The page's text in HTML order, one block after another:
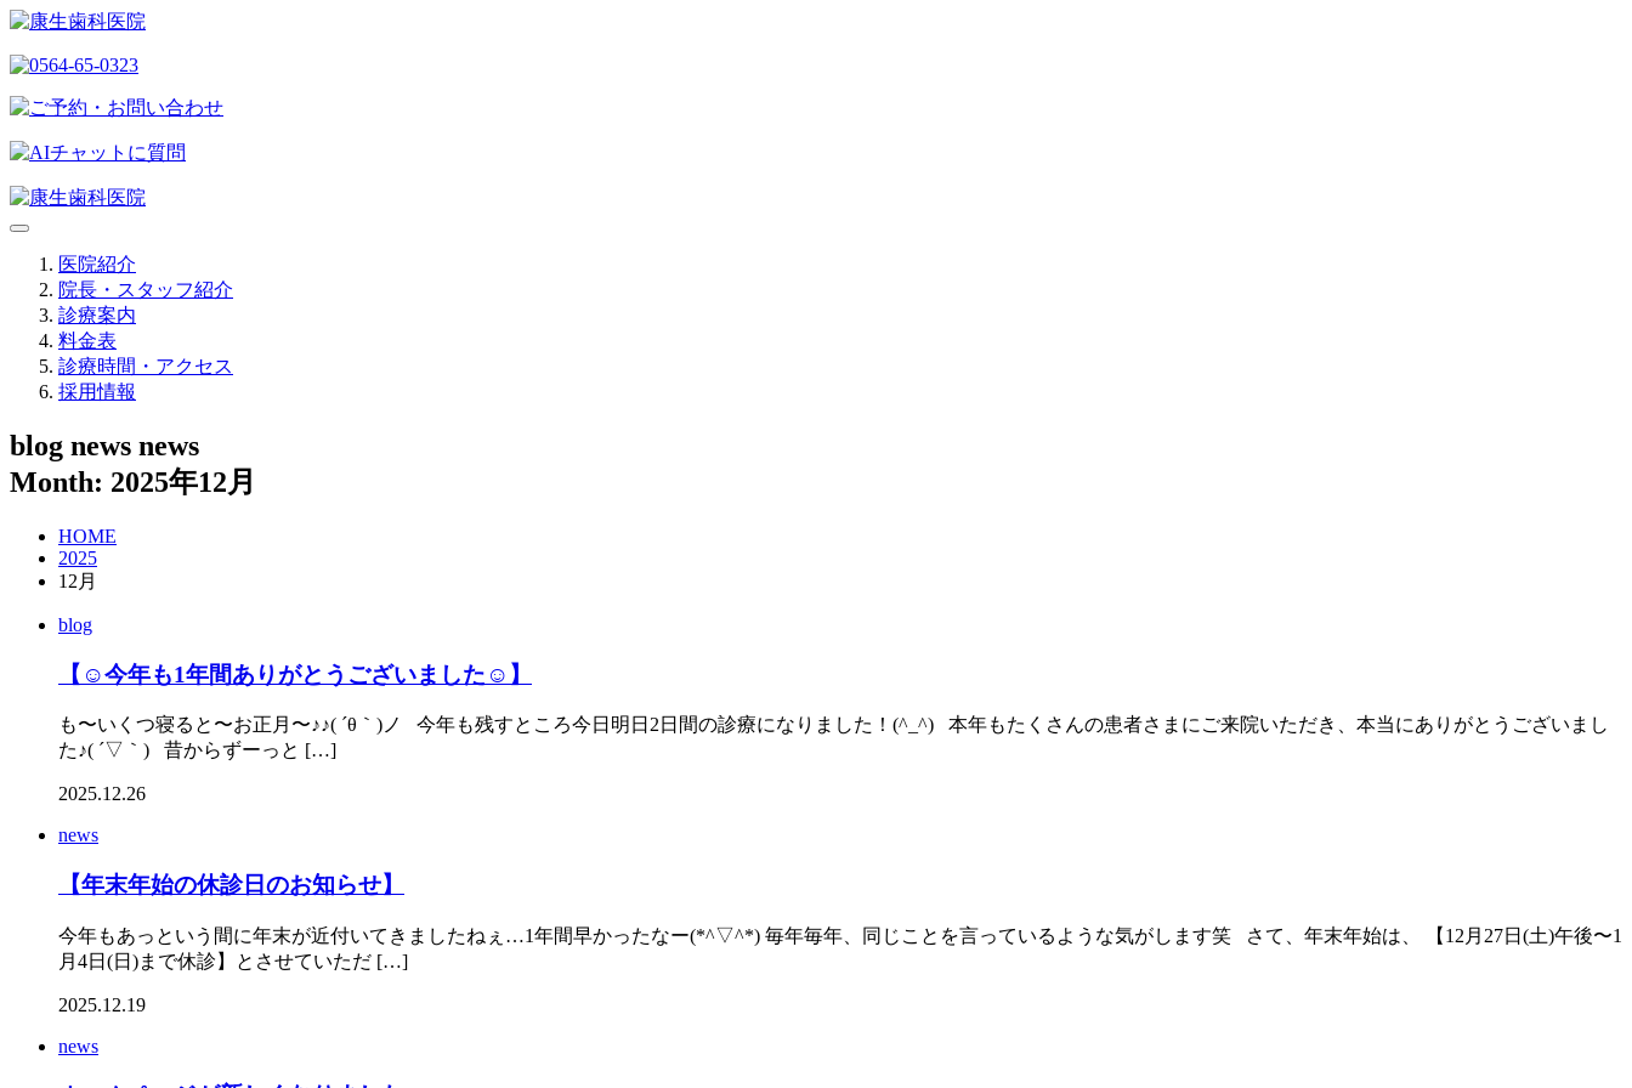
医院紹介
院長・スタッフ紹介
診療案内
料金表
診療時間・アクセス
採用情報
blog news news
Month: 2025年12月
HOME
2025
12月
blog
【☺︎今年も1年間ありがとうございました☺︎】
も〜いくつ寝ると〜お正月〜♪♪( ´θ｀)ノ 今年も残すところ今日明日2日間の診療になりました！(^_^) 本年もたくさんの患者さまにご来院いただき、本当にありがとうございまし
た♪( ´▽｀) 昔からずーっと […]
2025.12.26
news
【年末年始の休診日のお知らせ】
今年もあっという間に年末が近付いてきましたねぇ…1年間早かったなー(*^▽^*) 毎年毎年、同じことを言っているような気がします笑 さて、年末年始は、 【12月27日(土)午後〜1
月4日(日)まで休診】とさせていただ […]
2025.12.19
news